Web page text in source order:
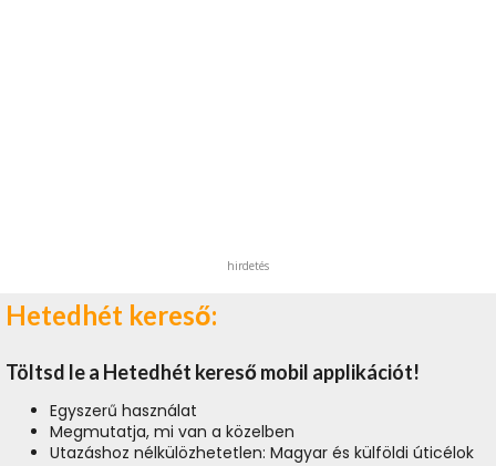
hirdetés
Hetedhét kereső:
Töltsd le a Hetedhét kereső mobil applikációt!
Egyszerű használat
Megmutatja, mi van a közelben
Utazáshoz nélkülözhetetlen: Magyar és külföldi úticélok